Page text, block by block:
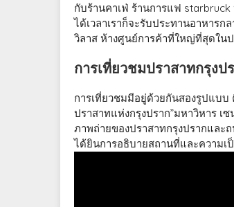
กับร้านคาเฟ่ ร้านการแฟ
ได้เวลาเราก็จะรับประทานอาหาร
วิลาส ห้างศูนย์การค้าที่ใหญ่ที่สุดใน
การเที่ยวชมปราสาทกรุงป
การเที่ยวชมมีอยู่ด้วยกันสองรูปแบบ
ปราสาทแห่งกรุงปราก”มหาวิหาร เ
ภาพถ่ายของปราสาทกรุงปรากและ
ได้ยินการอธิบายสถานที่และความเ